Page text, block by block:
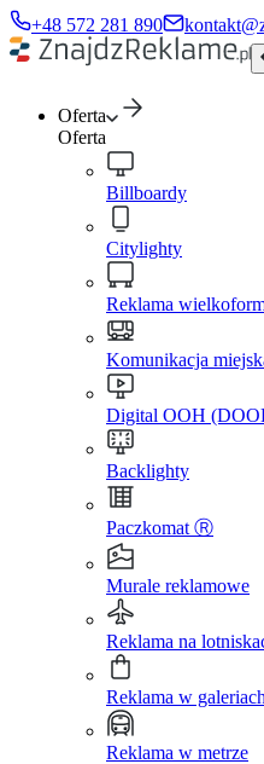
+48 572 281 890
Oferta
Oferta
Billboardy
Citylighty
Reklama
Komunikacja
Digital OOH
Backlighty
Paczkomat Ⓡ
Murale reklamowe
Reklama na
Reklama w
Reklama w metrze